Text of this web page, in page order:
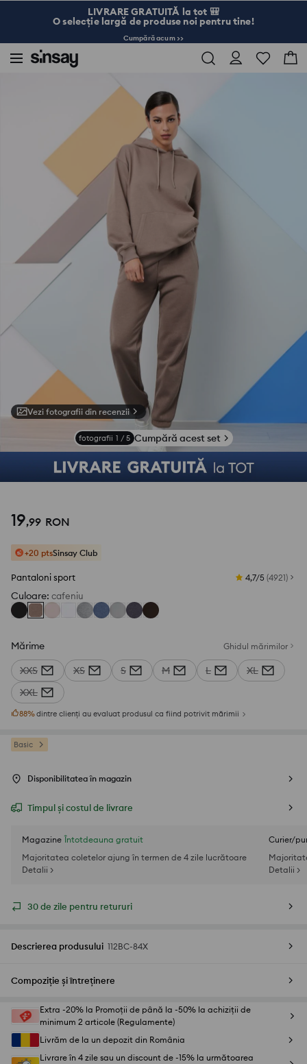
LIVRARE GRATUITĂ la tot 🎒
O selecție largă de produse noi pentru tine!
Cumpără acum >>
Pantaloni sport
Vezi fotografii din recenzii
fotografii 1 / 5 Cumpără acest set
19,99 RON
+20 ptsSinsay Club
Pantaloni sport 4,7/5 (4921)
Culoare: cafeniu
Mărime Ghidul mărimilor
XXS XS S M L
XL
XXL
88%dintre clienți au evaluat produsul ca fiind potrivit mărimii
Basic
Disponibilitatea în magazin
Timpul și costul de livrare
Magazine Întotdeauna gratuit
Majoritatea coletelor ajung în termen de 4 zile lucrătoare
Detalii >
Curier/
Detalii >
30 de zile pentru retururi
Descrierea produsului 112BC-84X
Compoziție și întreținere
Extra -20% la Promoții de până la -50% la achiziții de
minimum 2 articole (Regulamente)
Livrăm de la un depozit din România
Livrare în 4 zile sau un discount de -15% la următoarea